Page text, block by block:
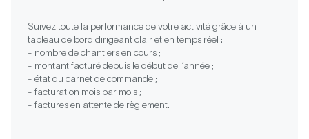
Suivez toute la performance de votre activité grâce à un
tableau de bord dirigeant clair et en temps réel :
- nombre de chantiers en cours ;
- montant facturé depuis le début de l’année ;
- état du carnet de commande ;
- facturation mois par mois ;
- factures en attente de règlement.